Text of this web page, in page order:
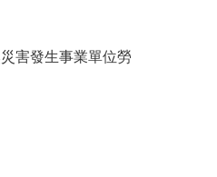
害發生事業單位勞